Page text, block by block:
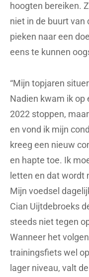
hoogten bereiken.
niet in de buurt van
pieken naar een
eens te kunnen
“Mijn topjaren
Nadien kwam ik op
2022 stoppen,
en vond ik mijn
kreeg een nieuw
en hapte toe. Ik
letten en dat wordt
Mijn voedsel
Cian Uijtdebroeks
steeds niet tegen
Wanneer het
trainingsfiets wel
lager niveau, valt